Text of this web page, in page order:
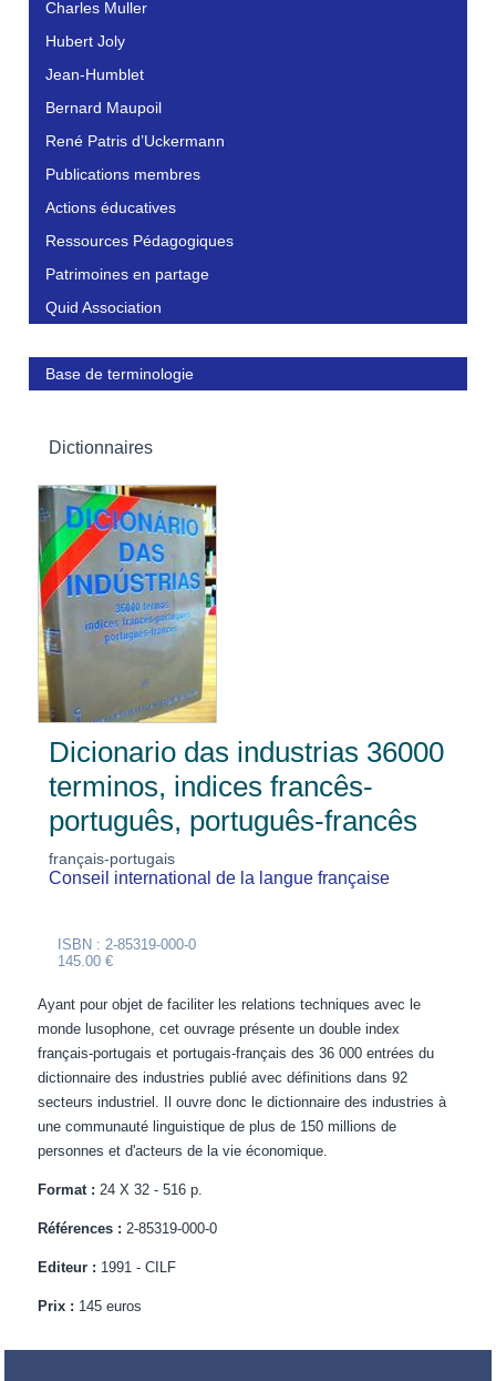
Charles Muller
Hubert Joly
Jean-Humblet
Bernard Maupoil
René Patris d’Uckermann
Publications membres
Actions éducatives
Ressources Pédagogiques
Patrimoines en partage
Quid Association
Base de terminologie
Dictionnaires
Dicionario das industrias 36000
terminos, indices francês-
português, português-francês
français-portugais
Conseil international de la langue française
ISBN : 2-85319-000-0
145.00 €
Ayant pour objet de faciliter les relations techniques avec le
monde lusophone, cet ouvrage présente un double index
français-portugais et portugais-français des 36 000 entrées du
dictionnaire des industries publié avec définitions dans 92
secteurs industriel. Il ouvre donc le dictionnaire des industries à
une communauté linguistique de plus de 150 millions de
personnes et d'acteurs de la vie économique.
Format : 24 X 32 - 516 p.
Références : 2-85319-000-0
Editeur : 1991 - CILF
Prix : 145 euros